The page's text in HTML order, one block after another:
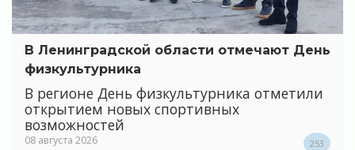
В Ленинградской области отмечают День
физкультурника
В регионе День физкультурника отметили
открытием новых спортивных
возможностей
08 августа 2026 253